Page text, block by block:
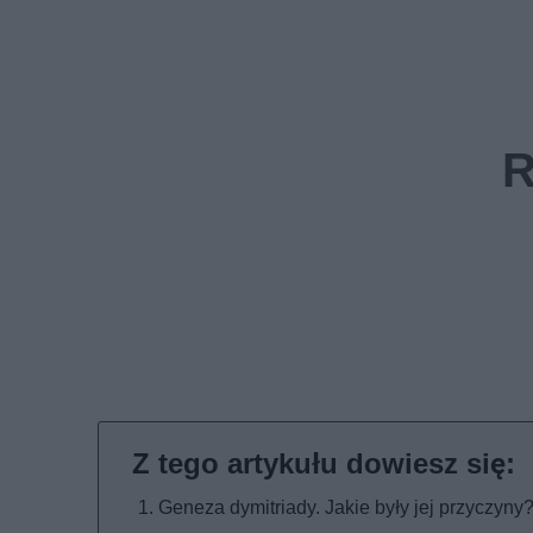
Geneza dymitriady. Jakie były jej przyczyny?